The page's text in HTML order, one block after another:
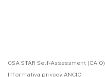
CSA STAR Self-Assessment (CAIQ)
Informativa privacy ANCIC